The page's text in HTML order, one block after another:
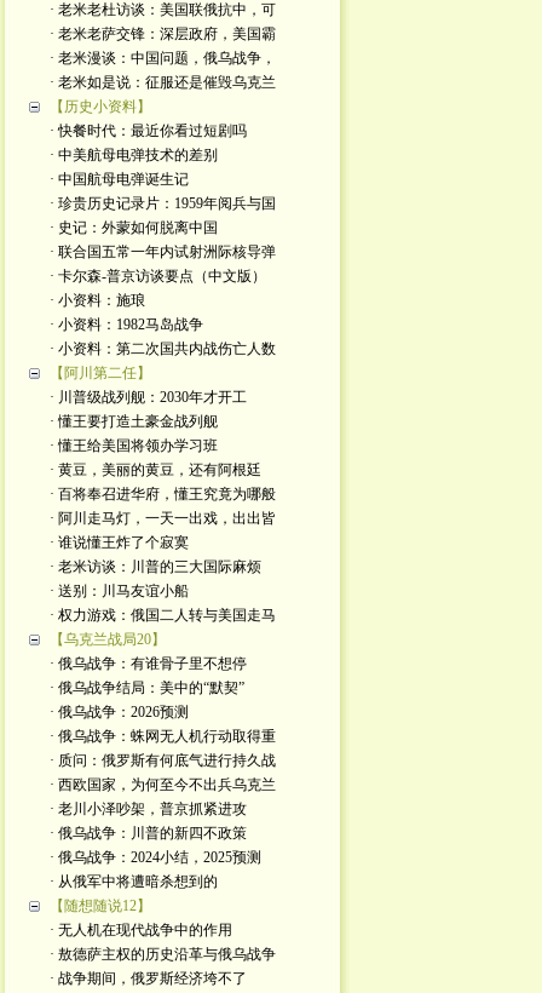
· 老米老杜访谈：美国联俄抗中，可
· 老米老萨交锋：深层政府，美国霸
· 老米漫谈：中国问题，俄乌战争，
· 老米如是说：征服还是催毁乌克兰
【历史小资料】
· 快餐时代：最近你看过短剧吗
· 中美航母电弹技术的差别
· 中国航母电弹诞生记
· 珍贵历史记录片：1959年阅兵与国
· 史记：外蒙如何脱离中国
· 联合国五常一年内试射洲际核导弹
· 卡尔森-普京访谈要点（中文版）
· 小资料：施琅
· 小资料：1982马岛战争
· 小资料：第二次国共内战伤亡人数
【阿川第二任】
· 川普级战列舰：2030年才开工
· 懂王要打造土豪金战列舰
· 懂王给美国将领办学习班
· 黄豆，美丽的黄豆，还有阿根廷
· 百将奉召进华府，懂王究竟为哪般
· 阿川走马灯，一天一出戏，出出皆
· 谁说懂王炸了个寂寞
· 老米访谈：川普的三大国际麻烦
· 送别：川马友谊小船
· 权力游戏：俄国二人转与美国走马
【乌克兰战局20】
· 俄乌战争：有谁骨子里不想停
· 俄乌战争结局：美中的“默契”
· 俄乌战争：2026预测
· 俄乌战争：蛛网无人机行动取得重
· 质问：俄罗斯有何底气进行持久战
· 西欧国家，为何至今不出兵乌克兰
· 老川小泽吵架，普京抓紧进攻
· 俄乌战争：川普的新四不政策
· 俄乌战争：2024小结，2025预测
· 从俄军中将遭暗杀想到的
【随想随说12】
· 无人机在现代战争中的作用
· 敖德萨主权的历史沿革与俄乌战争
· 战争期间，俄罗斯经济垮不了